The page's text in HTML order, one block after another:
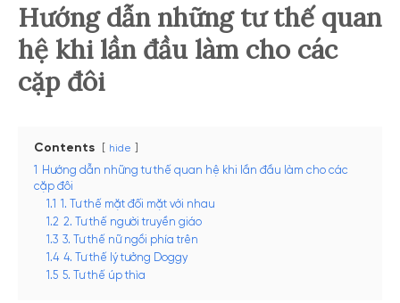
Hướng dẫn những tư thế quan
hệ khi lần đầu làm cho các
cặp đôi
Contents hide
1
Hướng dẫn những tư thế quan hệ khi lần đầu làm cho các
cặp đôi
1.1 1. Tư thế mặt đối mặt với nhau
1.2 2. Tư thế người truyền giáo
1.3 3. Tư thế nữ ngồi phía trên
1.4 4. Tư thế lý tưởng Doggy
1.5 5. Tư thế úp thìa